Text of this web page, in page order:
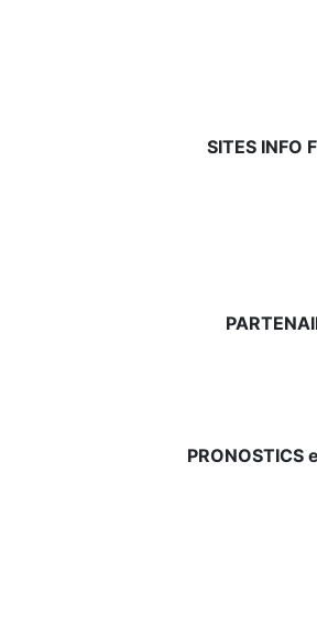
SITES INFO
PRONOSTICS